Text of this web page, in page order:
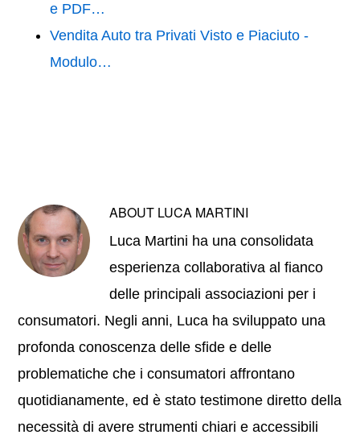
e PDF…
Vendita Auto tra Privati Visto e Piaciuto -
Modulo…
ABOUT LUCA MARTINI
Luca Martini ha una consolidata
esperienza collaborativa al fianco
delle principali associazioni per i
consumatori. Negli anni, Luca ha sviluppato una
profonda conoscenza delle sfide e delle
problematiche che i consumatori affrontano
quotidianamente, ed è stato testimone diretto della
necessità di avere strumenti chiari e accessibili